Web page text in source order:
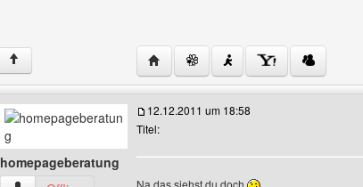
↑ Website dieses Benutzers besuchen:
homepageberatung
12.12.2011 um 18:58
Titel:
Na das siehst du doch